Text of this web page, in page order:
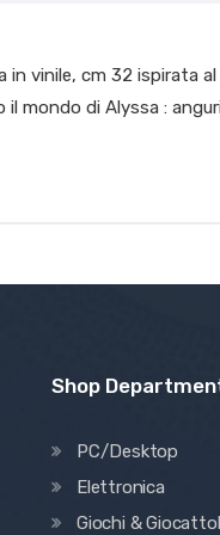
in vinile, cm 32 ispirata
mondo di Alyssa :
Shop
PC/Desktop
Elettronica
Giochi &